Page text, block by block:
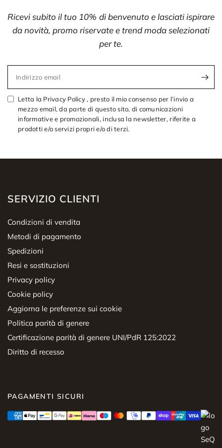
Ricevi subito il tuo 10% di benvenuto e lasciati ispirare
da novità, promo riservate e trend moda selezionati
per te.
Indirizzo email
Letta la Privacy Policy , presto il mio consenso per l’invio a
mezzo email, da parte di questo sito, di comunicazioni
informative e promozionali, inclusa la newsletter, riferite a
prodotti e/o servizi propri e/o di terzi.
SERVIZIO CLIENTI
Condizioni di vendita
Metodi di pagamento
Spedizioni
Resi e sostituzioni
Privacy policy
Cookie policy
Aggiorna le preferenze sui cookie
Politica parità di genere
Certificazione parità di genere UNI/PdR 125:2022
Diritto di recesso
PAGAMENTI SICURI